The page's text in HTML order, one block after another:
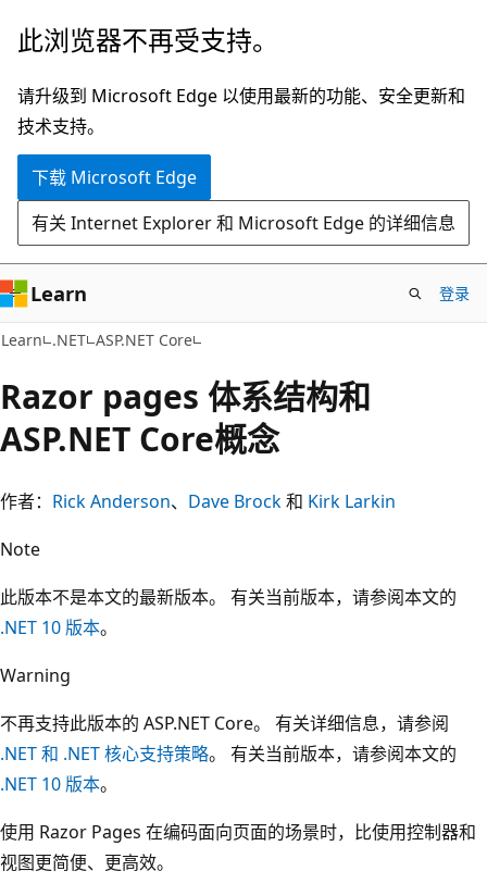
跳
主
要
内
此浏览器不再受支持。
请升级到 Microsoft Edge 以使用最新的功能、安全更新和
技术支持。
下载 Microsoft Edge
有关 Internet Explorer 和 Microsoft Edge 的详细信息
Learn 登录
Learn .NET ASP.NET Core
Razor pages 体系结构和
ASP.NET Core概念
作者： Rick Anderson、 Dave Brock和 Kirk Larkin
Note
此版本不是本文的最新版本。 有关当前版本，请参阅本文的
.NET 10 版本。
Warning
不再支持此版本的 ASP.NET Core。 有关详细信息，请参阅
.NET 和 .NET 核心支持策略。 有关当前版本，请参阅本文的
.NET 10 版本。
使用 Razor Pages 在编码面向页面的场景时，比使用控制器和
视图更简便、更高效。